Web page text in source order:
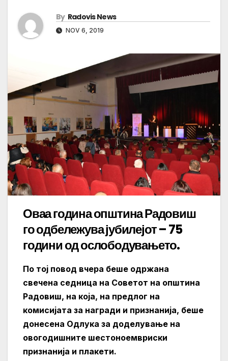
By Radovis News
NOV 6, 2019
Оваа година општина Радовиш
го одбележува јубилејот – 75
години од ослободувањето.
По тој повод вчера беше одржана
свечена седница на Советот на општина
Радовиш, на која, на предлог на
комисијата за награди и признанија, беше
донесена Одлука за доделување на
овогодишните шестоноемвриски
признанија и плакети.